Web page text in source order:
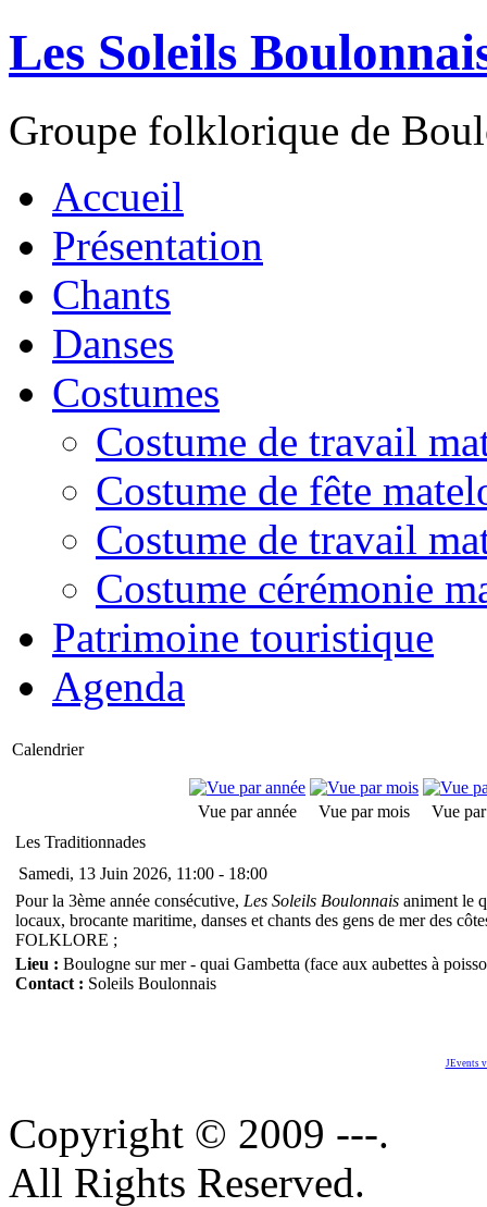
Les Soleils
Groupe folklorique de
Accueil
Présentation
Chants
Danses
Costumes
Costume de travail
Costume de fête
Costume de travail
Costume cérémonie
Patrimoine touristique
Agenda
Calendrier
Vue par année Vue par mois
Vue
Les Traditionnades
Samedi, 13 Juin 2026, 11:00 - 18:00
Pour la 3ème année consécutive, Les Soleils Boulonnais animent le
locaux, brocante maritime, danses et chants des gens de mer des
FOLKLORE ;
Lieu : Boulogne sur mer - quai Gambetta (face aux aubettes à
Contact : Soleils Boulonnais
JEvents
Copyright © 2009 ---.
All Rights Reserved.